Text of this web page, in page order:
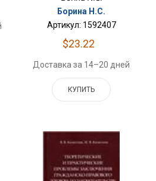
Борина Н.С.
Артикул: 1592407
$23.22
Доставка за 14–20 дней
КУПИТЬ